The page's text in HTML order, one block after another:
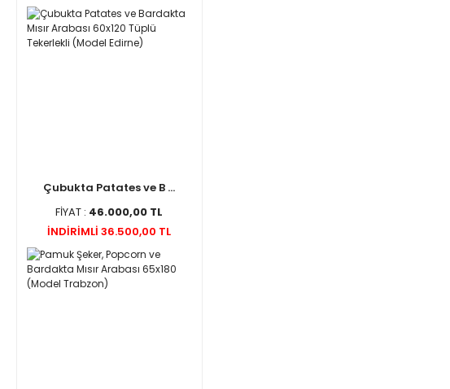
Çubukta Patates ve B ...
FİYAT : 46.000,00 TL
İNDİRİMLİ 36.500,00 TL